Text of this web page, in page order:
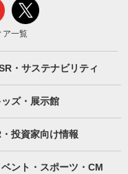
ア一覧
・サステナビリティ
ッズ・展示館
・投資家向け情報
ベント・スポーツ・CM